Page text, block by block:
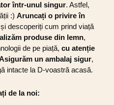
într-unul singur. Astfel,
:) Aruncați o privire în
și descoperiți cum prind viață
produse din lemn,
de pe piață, cu atenție
un ambalaj sigur,
intacte la D-voastră acasă.
de la noi: